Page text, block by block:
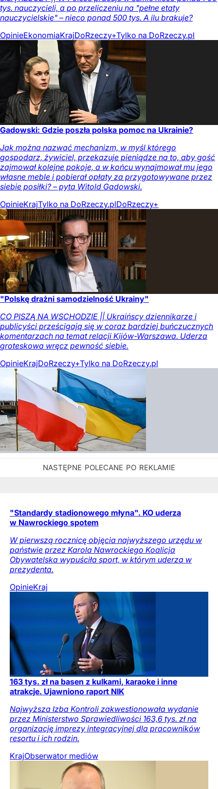
tys. nauczycieli, a po przeliczeniu na "pełne etaty
nauczycielskie" – nieco ponad 500 tys. A ilu brakuje?
OpinieEkonomiaKrajDoRzeczy+Tylko na DoRzeczy.pl
Gadowski: Gdzie poszła polska pomoc na Ukrainie?
Jak można nazwać mechanizm, w myśl którego
gospodarz, żywiciel, przekazuje pieniądze na to, aby gość
zajmował kolejne pokoje, a w końcu wynajmował mu jego
własne meble i pobierał opłaty za przygotowywane przez
siebie posiłki? – pyta Witold Gadowski.
OpinieKrajTylko na DoRzeczy.plDoRzeczy+
"Polskę drażni samodzielność Ukrainy"
CO PISZĄ NA WSCHODZIE || Ukraińscy dziennikarze i
publicyści prześcigają się w coraz bardziej buńczucznych
komentarzach na temat relacji Kijów-Warszawa. Uderza
groteskowa wręcz pewność siebie.
OpinieKrajDoRzeczy+Tylko na DoRzeczy.pl
"Standardy stadionowego młyna". KO uderza
w Nawrockiego spotem
W pierwszą rocznicę objęcia najwyższego urzędu w
państwie przez Karola Nawrockiego Koalicja
Obywatelska wypuściła sport, w którym uderza w
prezydenta.
OpinieKraj
163 tys. zł na basen z kulkami, karaoke i inne
atrakcje. Ujawniono raport NIK
Najwyższa Izba Kontroli zakwestionowała wydanie
przez Ministerstwo Sprawiedliwości 163,6 tys. zł na
organizację imprezy integracyjnej dla pracowników
resortu i ich rodzin.
KrajObserwator mediów